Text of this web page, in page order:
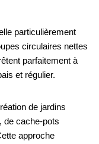
particulièrement
circulaires nettes
parfaitement à
et régulier.
de jardins
de cache-pots
approche